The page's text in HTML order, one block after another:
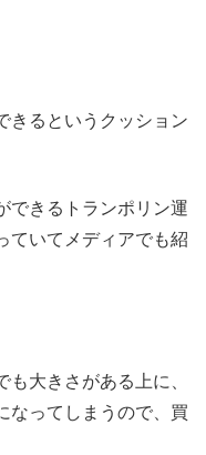
きるというクッション
できるトランポリン運
ていてメディアでも紹
大きさがある上に、
なってしまうので、買